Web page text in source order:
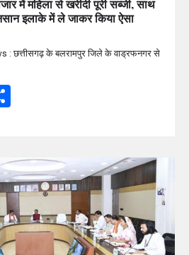
में महिला से खरीदी पूरी सब्जी, साथ
इलाके में ले जाकर किया ऐसा
के बलरामपुर जिले के वाड्रफनगर से